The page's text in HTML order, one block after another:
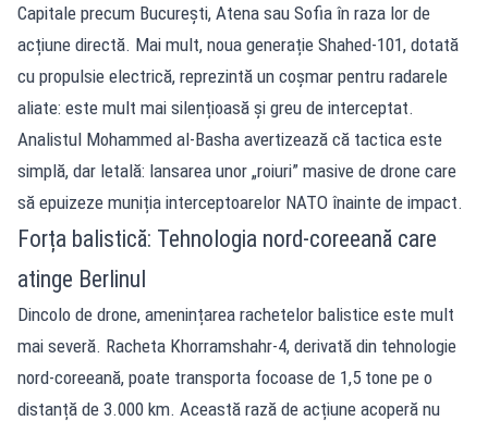
Capitale precum București, Atena sau Sofia în raza lor de
acțiune directă. Mai mult, noua generație Shahed-101, dotată
cu propulsie electrică, reprezintă un coșmar pentru radarele
aliate: este mult mai silențioasă și greu de interceptat.
Analistul Mohammed al-Basha avertizează că tactica este
simplă, dar letală: lansarea unor „roiuri” masive de drone care
să epuizeze muniția interceptoarelor NATO înainte de impact.
Forța balistică: Tehnologia nord-coreeană care
atinge Berlinul
Dincolo de drone, amenințarea rachetelor balistice este mult
mai severă. Racheta Khorramshahr-4, derivată din tehnologie
nord-coreeană, poate transporta focoase de 1,5 tone pe o
distanță de 3.000 km. Această rază de acțiune acoperă nu